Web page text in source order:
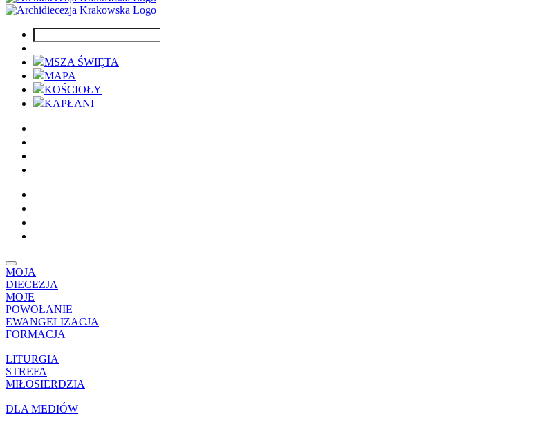
MSZA ŚWIĘTA
MAPA
KOŚCIOŁY
KAPŁANI
MOJA
DIECEZJA
MOJE
POWOŁANIE
EWANGELIZACJA
FORMACJA
LITURGIA
STREFA
MIŁOSIERDZIA
DLA MEDIÓW